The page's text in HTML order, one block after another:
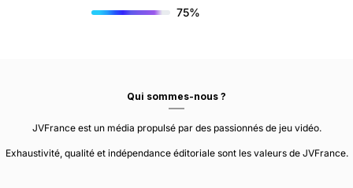
75%
Qui sommes-nous ?
JVFrance est un média propulsé par des passionnés de jeu vidéo.
Exhaustivité, qualité et indépendance éditoriale sont les valeurs de JVFrance.